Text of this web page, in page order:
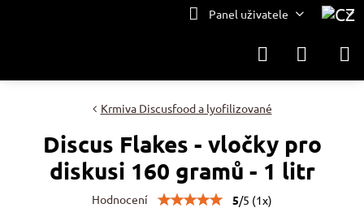
Panel uživatele
Krmiva Discusfood a lyofilizované
Discus Flakes - vločky pro
diskusi 160 gramů - 1 litr
Hodnocení 5/5 (1x)